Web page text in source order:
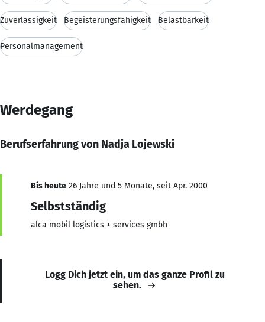
Zuverlässigkeit Begeisterungsfähigkeit Belastbarkeit
Personalmanagement
Werdegang
Berufserfahrung von Nadja Lojewski
Bis heute 26 Jahre und 5 Monate, seit Apr. 2000
Selbstständig
alca mobil logistics + services gmbh
Logg Dich jetzt ein, um das ganze Profil zu
sehen.